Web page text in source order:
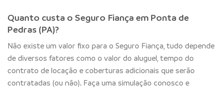
Quanto custa o Seguro Fiança em Ponta de
Pedras (PA)?
Não existe um valor fixo para o Seguro Fiança, tudo depende
de diversos fatores como o valor do aluguel, tempo do
contrato de locação e coberturas adicionais que serão
contratadas (ou não). Faça uma simulação conosco e